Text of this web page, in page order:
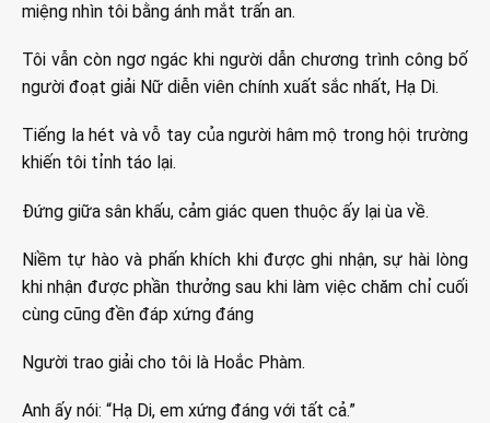
miệng nhìn tôi bằng ánh mắt trấn an.
Tôi vẫn còn ngơ ngác khi người dẫn chương trình công bố
người đoạt giải Nữ diễn viên chính xuất sắc nhất, Hạ Di.
Tiếng la hét và vỗ tay của người hâm mộ trong hội trường
khiến tôi tỉnh táo lại.
Đứng giữa sân khấu, cảm giác quen thuộc ấy lại ùa về.
Niềm tự hào và phấn khích khi được ghi nhận, sự hài lòng
khi nhận được phần thưởng sau khi làm việc chăm chỉ cuối
cùng cũng đền đáp xứng đáng
Người trao giải cho tôi là Hoắc Phàm.
Anh ấy nói: “Hạ Di, em xứng đáng với tất cả.”